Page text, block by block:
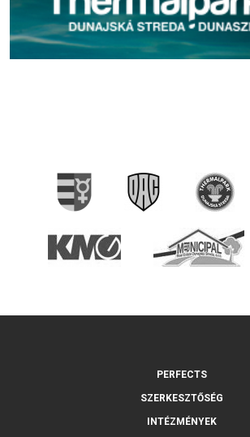
PERFECTS
SZERKESZTŐSÉG
INTÉZMÉNYEK